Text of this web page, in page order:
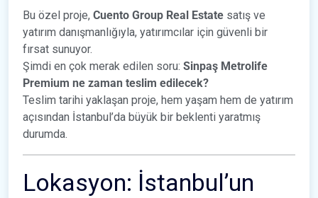
Bu özel proje, Cuento Group Real Estate satış ve
yatırım danışmanlığıyla, yatırımcılar için güvenli bir
fırsat sunuyor.
Şimdi en çok merak edilen soru: Sinpaş Metrolife
Premium ne zaman teslim edilecek?
Teslim tarihi yaklaşan proje, hem yaşam hem de yatırım
açısından İstanbul’da büyük bir beklenti yaratmış
durumda.
Lokasyon: İstanbul’un